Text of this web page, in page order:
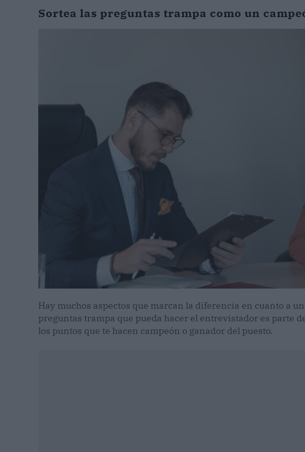
Sortea las preguntas trampa como un
Hay muchos aspectos que marcan la diferencia en cuanto a
preguntas trampa que pueda hacer el entrevistador es parte
los puntos que te hacen campeón o ganador del puesto.